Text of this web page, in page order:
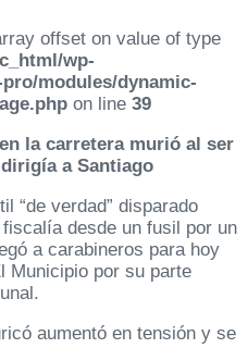
offset on value of type
wp-
modules/dynamic-
on line 39
la carretera murió al ser
a Santiago
“de verdad” disparado
desde un fusil por un
a carabineros para hoy
Municipio por su parte
aumentó en tensión y se